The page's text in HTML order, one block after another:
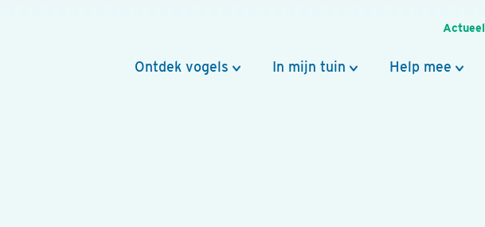
Actueel
Ontdek vogels In mijn tuin Help mee